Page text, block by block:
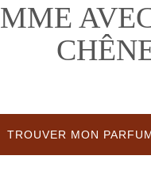
TROUVER MON